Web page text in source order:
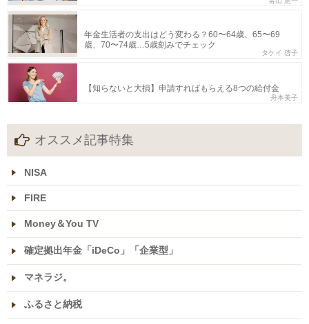
年金生活者の支出はどう変わる？60〜64歳、65〜69
歳、70〜74歳…5歳刻みでチェック
タケイ 啓子
【知らないと大損】申請すればもらえる8つの給付金
舟本美子
オススメ記事特集
NISA
FIRE
Money＆You TV
確定拠出年金「iDeCo」「企業型」
マネラジ。
ふるさと納税